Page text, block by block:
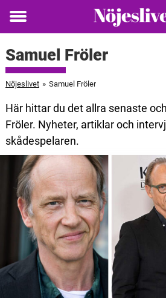
Toggle
Samuel Fröler
Nöjeslivet » Samuel Fröler
Här hittar du det allra senaste
Fröler. Nyheter, artiklar och
skådespelaren.